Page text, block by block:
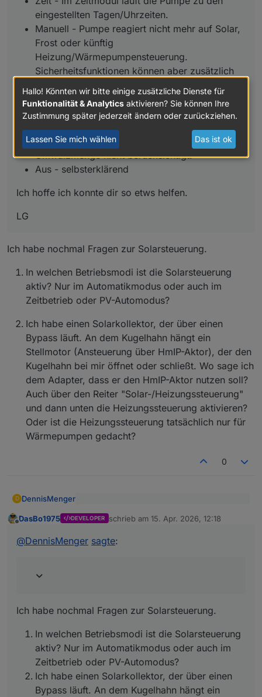
Wartungsmodus starten. Dieser würde dann
so lange laufen bis du ihn wieder
ausschaltest. Im Manuellen Modus wird auch
die tägliche Umwälzmenge nicht
berücksichtigt.
Aus - selbsterklärend
eingestellten Tagen/Uhrzeiten.
Manuell - Pumpe reagiert nicht mehr auf Solar,
Frost oder künftig
Heizung/Wärmepumpensteuerung.
Sicherheitsfunktionen können aber zusätzlich
aktiviert werden. Wie z.B. der Frostwächter. Im
Manuellen Modus kannst du den
Wartungsmodus starten. Dieser würde dann so
lange laufen bis du ihn wieder ausschaltest. Im
Manuellen Modus wird auch die tägliche
Umwälzmenge nicht berücksichtigt.
Aus - selbsterklärend
Ich hoffe ich konnte dir so etws helfen.
LG
Ich habe nochmal Fragen zur Solarsteuerung.
In welchen Betriebsmodi ist die Solarsteuerung
aktiv? Nur im Automatikmodus oder auch im
Zeitbetrieb oder PV-Automodus?
Ich habe einen Solarkollektor, der über einen
Bypass läuft. An dem Kugelhahn hängt ein
Stellmotor (Ansteuerung über HmIP-Aktor), der den
Kugelhahn bei mir öffnet oder schließt. Wo sage ich
dem Adapter, dass er den HmIP-Aktor nutzen soll?
Auch über den Reiter "Solar-/Heizungssteuerung"
und dann unten die Heizungssteuerung aktivieren?
Oder ist die Heizungssteuerung tatsächlich nur für
Wärmepumpen gedacht?
0
D DennisMenger
PoolControl
Und wo liegt der Unterschied dann
Also die Modi arbeiten wie folgt.
Automatik - Adapter wartet auf z.b.
Solarsteuerung, Froststeuerung oder
einen Bypass läuft. An dem Kugelhahn
HmIP-Aktor), der den Kugelhahn bei mir
öffnet oder schließt. Wo sage ich dem
Adapter, dass er den HmIP-Aktor nutzen
soll? Auch über den Reiter
"Solar-/Heizungssteuerung" und dann
unten die Heizungssteuerung aktivieren?
DasBo1975 DEVELOPER schrieb am 15. Apr. 2026, 12:18
zuletzt editiert von
@DennisMenger sagte:
Ich habe nochmal Fragen zur Solarsteuerung.
In welchen Betriebsmodi ist die Solarsteuerung
aktiv? Nur im Automatikmodus oder auch im
Zeitbetrieb oder PV-Automodus?
Ich habe einen Solarkollektor, der über einen
Bypass läuft. An dem Kugelhahn hängt ein
Hallo! Könnten wir bitte einige zusätzliche Dienste für
Funktionalität & Analytics aktivieren? Sie können Ihre
Zustimmung später jederzeit ändern oder zurückziehen.
Lassen Sie mich wählen Das ist ok